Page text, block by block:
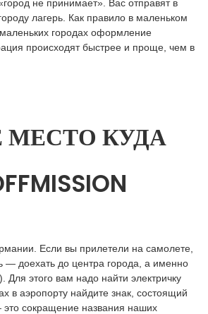
не принимает». Вас отправят в
лагерь. Как правило в маленьком
городах оформление
происходят быстрее и проще, чем в
МЕСТО КУДА
Если вы прилетели на самолете,
— доехать до центра города, а именно
Для этого вам надо найти электричку
в аэропорту найдите знак, состоящий
это сокращение названия наших